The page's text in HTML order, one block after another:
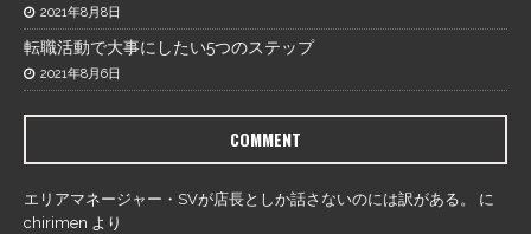
2021年8月8日
転職活動で大事にしたい5つのステップ
2021年8月6日
COMMENT
エリアマネージャー・SVが店長としか話さないのには訳がある。
に
chirimen より